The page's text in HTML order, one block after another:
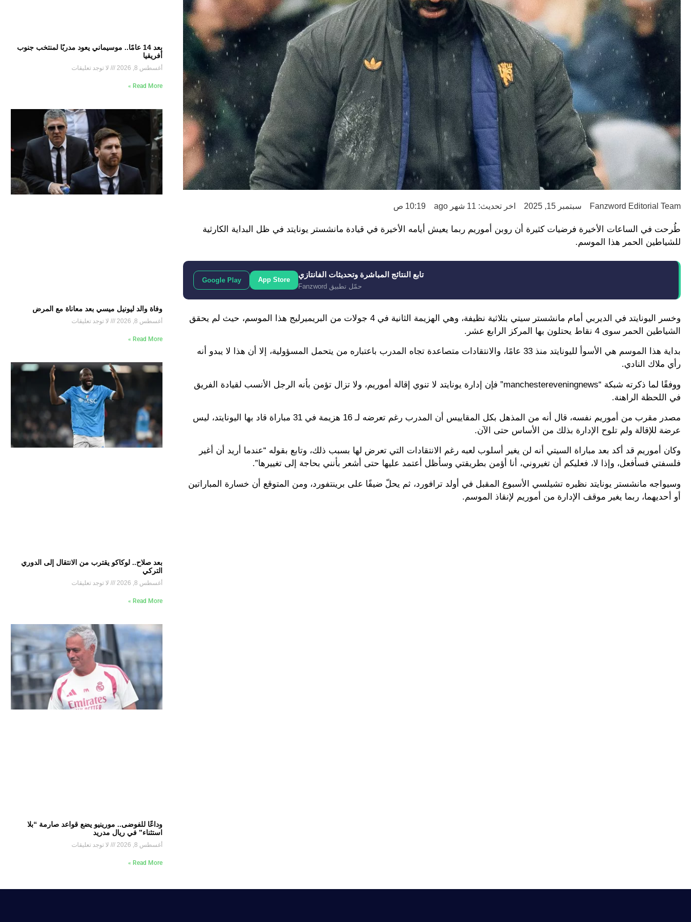
Fanzword Editorial Team سبتمبر 15, 2025 اخر تحديث: 11 شهر ago 10:19 ص
طُرحت في الساعات الأخيرة فرضيات كثيرة أن روبن أموريم ربما يعيش أيامه الأخيرة في قيادة مانشستر يونايتد في ظل البداية الكارثية
للشياطين الحمر هذا الموسم.
تابع النتائج المباشرة وتحديثات الفانتازي
حمّل تطبيق Fanzword
App Store
Google Play
وخسر اليونايتد في الديربي أمام مانشستر سيتي بثلاثية نظيفة، وهي الهزيمة الثانية في 4 جولات من البريميرليج هذا الموسم، حيث لم يحقق
الشياطين الحمر سوى 4 نقاط يحتلون بها المركز الرابع عشر.
بداية هذا الموسم هي الأسوأ لليونايتد منذ 33 عامًا، والانتقادات متصاعدة تجاه المدرب باعتباره من يتحمل المسؤولية، إلا أن هذا لا يبدو أنه
رأي ملاك النادي.
ووفقًا لما ذكرته شبكة “manchestereveningnews” فإن إدارة يونايتد لا تنوي إقالة أموريم، ولا تزال تؤمن بأنه الرجل الأنسب لقيادة الفريق
في اللحظة الراهنة.
مصدر مقرب من أموريم نفسه، قال أنه من المذهل بكل المقاييس أن المدرب رغم تعرضه لـ 16 هزيمة في 31 مباراة قاد بها اليونايتد، ليس
عرضة للإقالة ولم تلوح الإدارة بذلك من الأساس حتى الآن.
وكان أموريم قد أكد بعد مباراة السيتي أنه لن يغير أسلوب لعبه رغم الانتقادات التي تعرض لها بسبب ذلك، وتابع بقوله “عندما أريد أن أغير
فلسفتي فسأفعل، وإذا لا، فعليكم أن تغيروني، أنا أؤمن بطريقتي وسأظل أعتمد عليها حتى أشعر بأنني بحاجة إلى تغييرها”.
وسيواجه مانشستر يونايتد نظيره تشيلسي الأسبوع المقبل في أولد ترافورد، ثم يحلّ ضيفًا على برينتفورد، ومن المتوقع أن خسارة المباراتين
أو أحديهما، ربما يغير موقف الإدارة من أموريم لإنقاذ الموسم.
بعد 14 عامًا.. موسيماني يعود مدربًا لمنتخب جنوب
أفريقيا
أغسطس 8, 2026 لا توجد تعليقات
Read More »
وفاة والد ليونيل ميسي بعد معاناة مع المرض
أغسطس 8, 2026 لا توجد تعليقات
Read More »
بعد صلاح.. لوكاكو يقترب من الانتقال إلى الدوري
التركي
أغسطس 8, 2026 لا توجد تعليقات
Read More »
وداعًا للفوضى.. مورينيو يضع قواعد صارمة “بلا
استثناء” في ريال مدريد
أغسطس 8, 2026 لا توجد تعليقات
Read More »